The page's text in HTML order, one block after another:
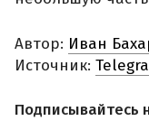
Автор: Иван
Источник:
Подписывайтесь